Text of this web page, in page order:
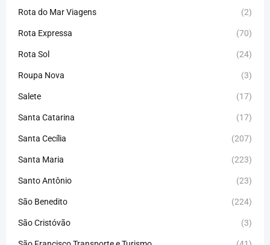
Rota do Mar Viagens (2)
Rota Expressa (70)
Rota Sol (24)
Roupa Nova (3)
Salete (17)
Santa Catarina (17)
Santa Cecília (207)
Santa Maria (223)
Santo Antônio (23)
São Benedito (224)
São Cristóvão (3)